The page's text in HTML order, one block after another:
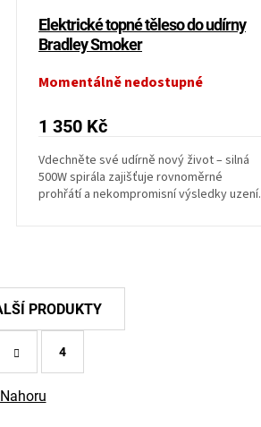
Elektrické topné těleso do udírny
Bradley Smoker
Momentálně nedostupné
1 350 Kč
Vdechněte své udírně nový život – silná
500W spirála zajišťuje rovnoměrné
prohřátí a nekompromisní výsledky uzení.
O
v
l
S
t
n
4
Nahoru